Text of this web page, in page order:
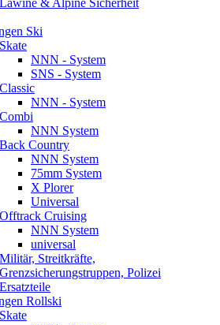
Lawine & Alpine Sicherheit
Ski
Skate
NNN - System
SNS - System
Classic
NNN - System
Combi
NNN System
Back Country
NNN System
75mm System
X Plorer
Universal
Offtrack Cruising
NNN System
universal
Militär, Streitkräfte,
Grenzsicherungstruppen, Polizei
Ersatzteile
Rollski
Skate